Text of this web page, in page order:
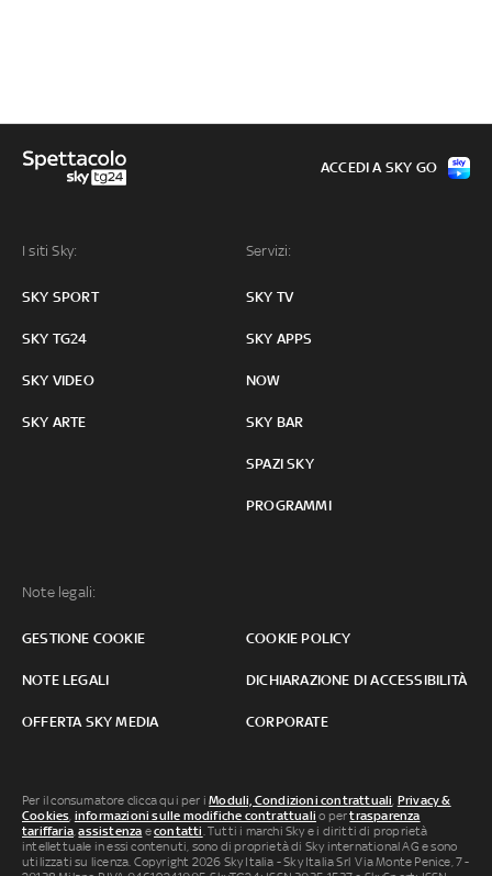
I siti Sky:
SKY SPORT
SKY TG24
SKY VIDEO
SKY ARTE
Servizi:
SKY TV
SKY APPS
NOW
SKY BAR
SPAZI SKY
PROGRAMMI
Note legali:
GESTIONE COOKIE COOKIE POLICY
NOTE LEGALI DICHIARAZIONE DI ACCESSIBILITÀ
OFFERTA SKY MEDIA CORPORATE
ACCEDI A SKY GO
Per il consumatore clicca qui per iModuli, Condizioni contrattuali, Privacy &
Cookies, informazioni sulle modifiche contrattuali o pertrasparenza
tariffaria,assistenza econtatti. Tutti i marchi Sky e i diritti di proprietà
intellettuale in essi contenuti, sono di proprietà di Sky international AG e sono
utilizzati su licenza. Copyright 2026 Sky Italia - Sky Italia Srl Via Monte Penice, 7 -